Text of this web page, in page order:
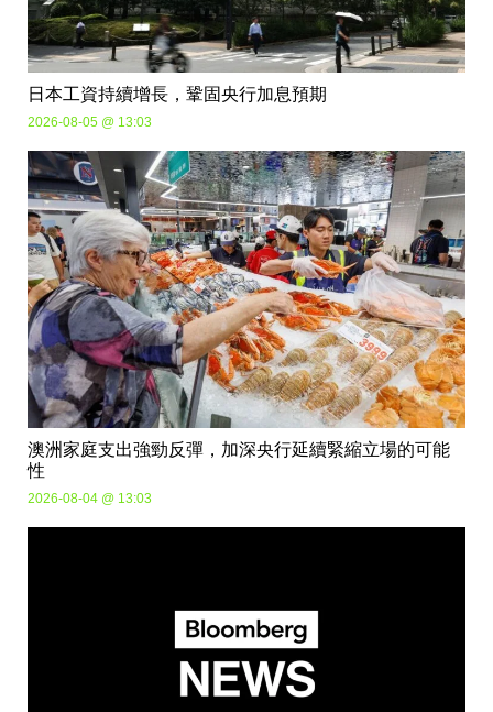
日本工資持續增長，鞏固央行加息預期
2026-08-05 @ 13:03
澳洲家庭支出強勁反彈，加深央行延續緊縮立場的可能
性
2026-08-04 @ 13:03